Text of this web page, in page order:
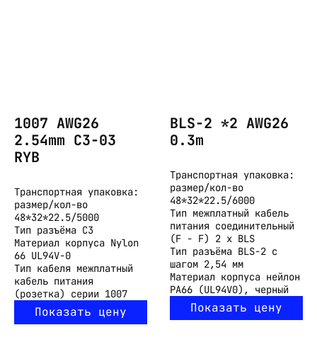
1007 AWG26
2.54mm C3-03
RYB
Транспортная упаковка:
размер/кол-во
48*32*22.5/5000
Тип разъёма C3
Материал корпуса Nylon
66 UL94V-0
Тип кабеля межплатный
кабель питания
(розетка) серии 1007
Показать цену
BLS-2 *2 AWG26
0.3m
Транспортная упаковка:
размер/кол-во
48*32*22.5/6000
Тип межплатный кабель
питания соединительный
(F - F) 2 x BLS
Тип разъёма BLS-2 с
шагом 2,54 мм
Материал корпуса нейлон
PA66 (UL94V0), черный
Показать цену